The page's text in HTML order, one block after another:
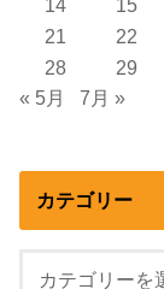
21
22
28
29
« 5月
7月 »
カテゴリー